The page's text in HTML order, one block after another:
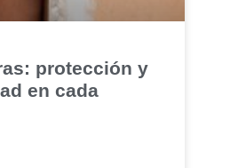
protección y
en cada